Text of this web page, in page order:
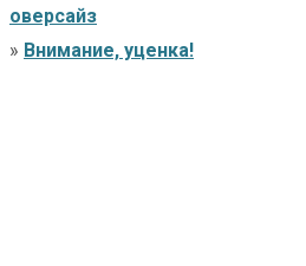
оверсайз
» Внимание, уценка!